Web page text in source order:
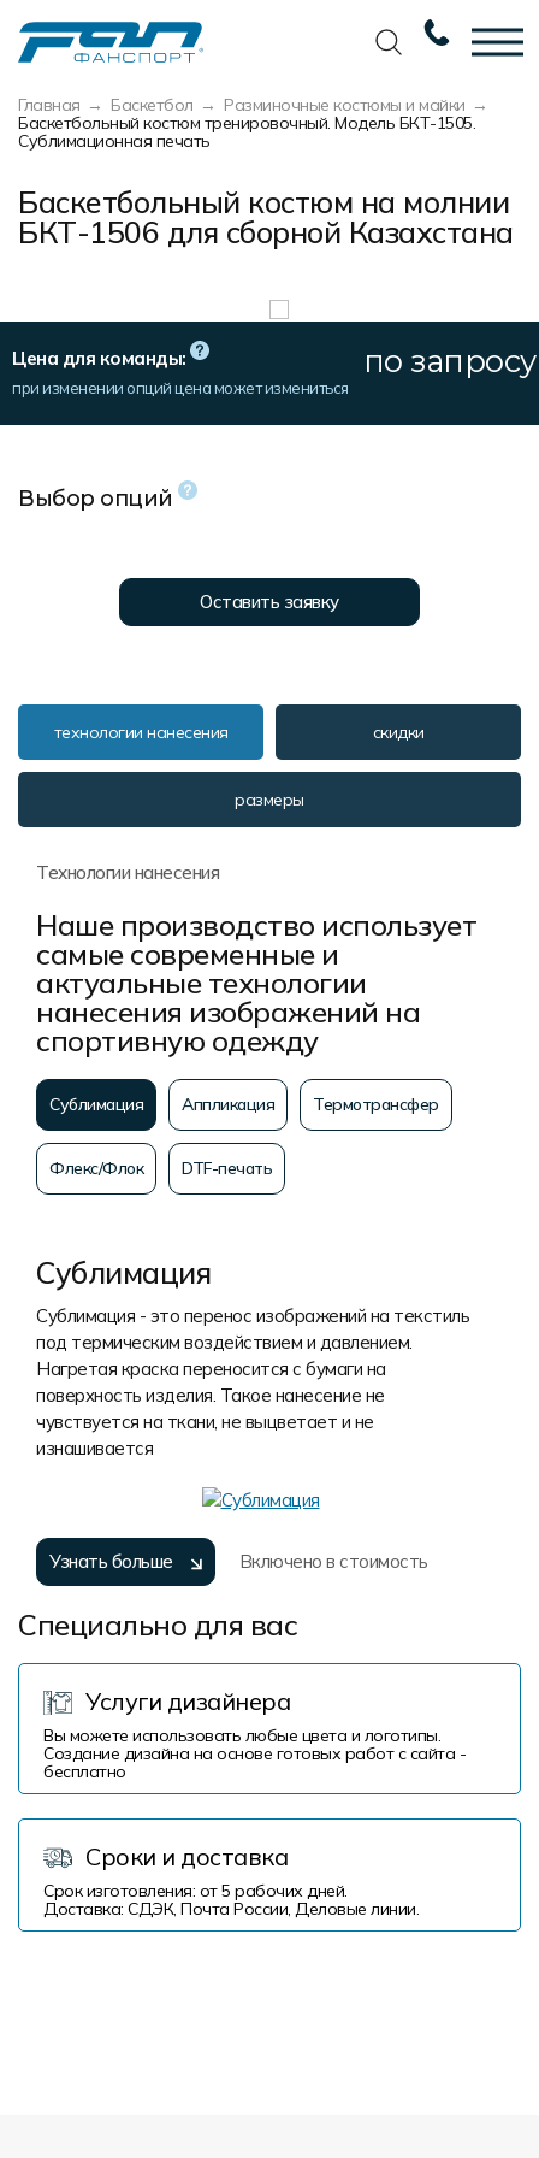
Главная Баскетбол
Разминочные костюмы и майки
Баскетбольный костюм тренировочный. Модель БКТ-1505.
Сублимационная печать
Баскетбольный костюм на молнии
БКТ-1506 для сборной Казахстана
Цена для команды:
при изменении опций цена может измениться
по запросу
Выбор опций
Оставить заявку
технологии нанесения скидки
размеры
Технологии нанесения
Наше производство использует
самые современные и
актуальные технологии
нанесения изображений на
спортивную одежду
Сублимация Аппликация Термотрансфер
Флекс/Флок DTF-печать
Сублимация
Сублимация - это перенос изображений на текстиль
под термическим воздействием и давлением.
Нагретая краска переносится с бумаги на
поверхность изделия. Такое нанесение не
чувствуется на ткани, не выцветает и не
изнашивается
Узнать больше Включено в стоимость
Специально для вас
Услуги дизайнера
Вы можете использовать любые цвета и логотипы.
Создание дизайна на основе готовых работ с сайта -
бесплатно
Сроки и доставка
Срок изготовления: от 5 рабочих дней.
Доставка: СДЭК, Почта России, Деловые линии.
Вернуться назад
Баскетбол
Беговая форма
Мерч и сувенирка
Вернуться назад
Наши награды
Галерея работ
Вакансии
Вернуться назад
Услуги по пошиву
Экипировка профессиональных
Изготовление мерча
Пошив формы для курьеров
Вернуться назад
Требования к макету
Виды тканей
Маркировка и упаковка изделий
Пользовательское соглашение